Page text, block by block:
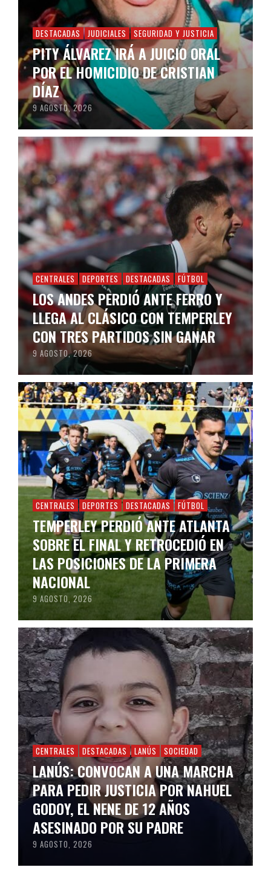
DESTACADAS JUDICIALES SEGURIDAD Y JUSTICIA
PITY ÁLVAREZ IRÁ A JUICIO ORAL
POR EL HOMICIDIO DE CRISTIAN
DÍAZ
9 AGOSTO, 2026
CENTRALES DEPORTES DESTACADAS FÚTBOL
LOS ANDES PERDIÓ ANTE FERRO Y
LLEGA AL CLÁSICO CON TEMPERLEY
CON TRES PARTIDOS SIN GANAR
9 AGOSTO, 2026
CENTRALES DEPORTES DESTACADAS FÚTBOL
TEMPERLEY PERDIÓ ANTE ATLANTA
SOBRE EL FINAL Y RETROCEDIÓ EN
LAS POSICIONES DE LA PRIMERA
NACIONAL
9 AGOSTO, 2026
CENTRALES DESTACADAS LANÚS SOCIEDAD
LANÚS: CONVOCAN A UNA MARCHA
PARA PEDIR JUSTICIA POR NAHUEL
GODOY, EL NENE DE 12 AÑOS
ASESINADO POR SU PADRE
9 AGOSTO, 2026